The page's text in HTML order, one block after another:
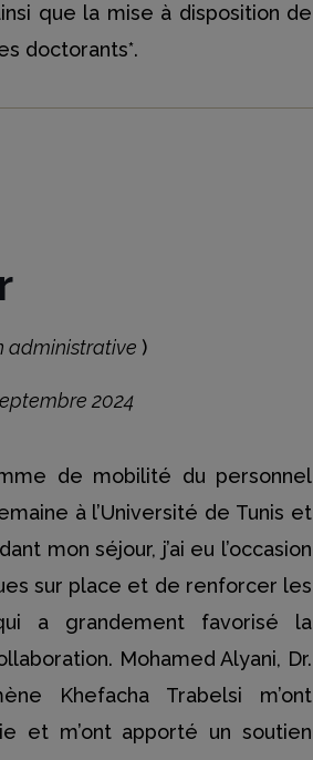
que la mise à disposition de
doctorants*.
administrative )
2024
de mobilité du personnel
à l’Université de Tunis et
mon séjour, j’ai eu l’occasion
sur place et de renforcer les
a grandement favorisé la
Mohamed Alyani, Dr.
Khefacha Trabelsi m’ont
et m’ont apporté un soutien